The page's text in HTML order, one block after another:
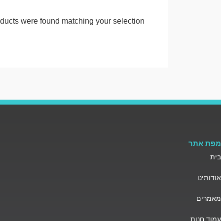
were found matching your selection.
מפת אתר
בית
אודותינו
מאמרים
עמוד חנות